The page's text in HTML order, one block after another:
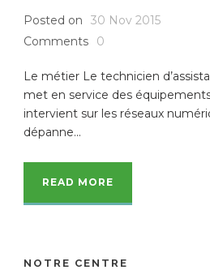
Posted on
30 Nov 2015
Comments
0
Le métier Le technicien
met en service des
intervient sur les réseaux
dépanne...
READ MORE
NOTRE CENTRE